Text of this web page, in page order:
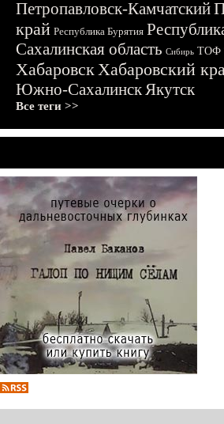
Петропавловск-Камчатский
край Республика Бурятия
Сахалинская область Сибирь ТОФ
ХабаровскХабаровский
Южно-СахалинскЯкутск
Все теги >>